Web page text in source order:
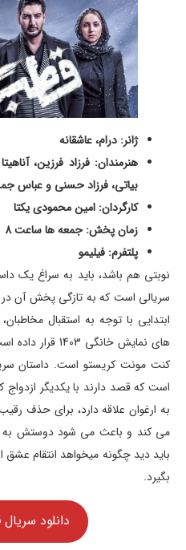
ژانر: درام، عاشقانه
هنرمندان: فرزاد فرزین،
بیاتی، فرزاد حسنی و عباس
کارگردان: امین محمودی یکتا
زمان پخش: جمعه ها ساعت 8
پلتفرم: فیلیمو
نوبتی هم باشد، باید به سراغ یک
سریالی است که به تازگی پخش آن
ابتدایی با توجه به استقبال
های نمایش خانگی
کنت مونت کریستو است. داستان
است که قصد دارند با یکدیگر
به ارغوان علاقه دارد، برای حذف
می کند و باعث می شود دوستش به
باید دید چگونه میخواهد انتقام
بگیرد.
دانلود